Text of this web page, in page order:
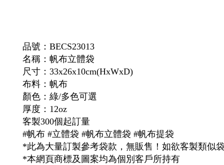
品號： BECS23013
名稱： 帆布立體袋
尺寸：33x26x10cm(HxWxD)
布料：帆布
顏色：綠/多色可選
厚度：12oz
客製300個起訂量
#帆布 #立體袋 #帆布立體袋 #帆布提袋
*此為大量訂製參考袋款，無販售！如欲客製類似
*本網頁商標及圖案均為個別客戶所持有